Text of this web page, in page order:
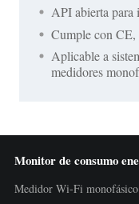
API abierta para
Cumple con
Aplicable a
medidores
Monitor de consumo
Medidor Wi-Fi